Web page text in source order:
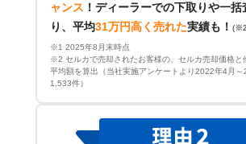
ャンス ！ ディーラーでの下取りや一括
り、平均31万円高く売れた実績も！
※1 2025年8月末時点
※2 セルカで売却されたお客様の、セルカ売却価格と
平均額を算出（当社実施アンケートより2022年4月
1,533件）